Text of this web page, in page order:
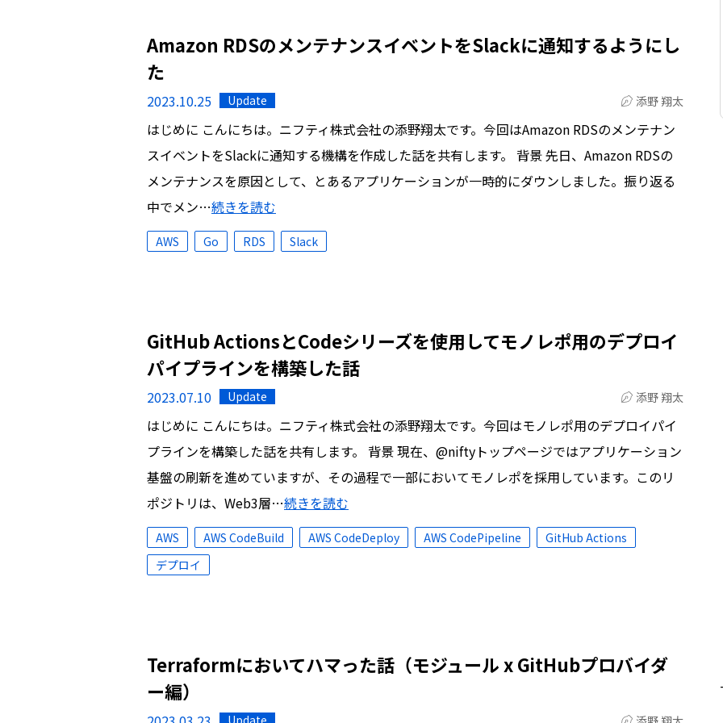
Amazon RDSのメンテナンスイベントをSlackに通知するようにし
た
2023.10.25 Update 添野 翔太
はじめに こんにちは。ニフティ株式会社の添野翔太です。今回はAmazon RDSのメンテナン
スイベントをSlackに通知する機構を作成した話を共有します。 背景 先日、Amazon RDSの
メンテナンスを原因として、とあるアプリケーションが一時的にダウンしました。振り返る
中でメン…続きを読む
AWS Go RDS Slack
GitHub ActionsとCodeシリーズを使用してモノレポ用のデプロイ
パイプラインを構築した話
2023.07.10 Update 添野 翔太
はじめに こんにちは。ニフティ株式会社の添野翔太です。今回はモノレポ用のデプロイパイ
プラインを構築した話を共有します。 背景 現在、@niftyトップページではアプリケーション
基盤の刷新を進めていますが、その過程で一部においてモノレポを採用しています。このリ
ポジトリは、Web3層…続きを読む
AWS AWS CodeBuild AWS CodeDeploy AWS CodePipeline
GitHub Actions
デプロイ
Terraformにおいてハマった話（モジュール x GitHubプロバイダ
ー編）
Update